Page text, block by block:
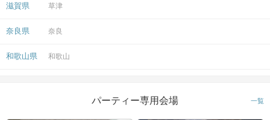
滋賀県 草津
奈良県 奈良
和歌山県 和歌山
パーティー専用会場 一覧